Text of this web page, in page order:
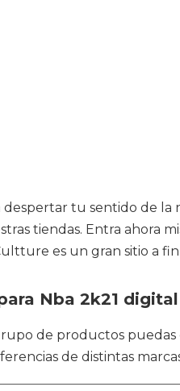
tu sentido de la
tiendas. Entra ahora
es un gran sitio a
Nba 2k21
de productos
de distintas